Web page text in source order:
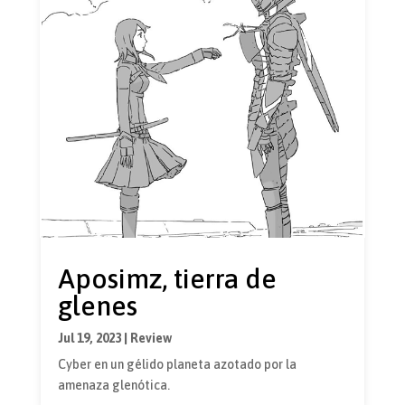
Aposimz, tierra de
glenes
Jul 19, 2023| Review
Cyber en un gélido planeta azotado por la
amenaza glenótica.